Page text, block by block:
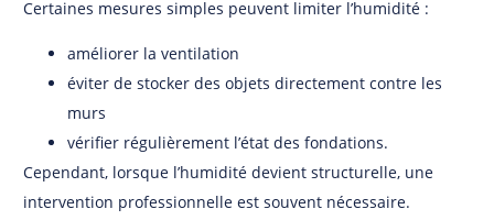
Certaines mesures simples peuvent limiter l’humidité :
améliorer la ventilation
éviter de stocker des objets directement contre les
murs
vérifier régulièrement l’état des fondations.
Cependant, lorsque l’humidité devient structurelle, une
intervention professionnelle est souvent nécessaire.